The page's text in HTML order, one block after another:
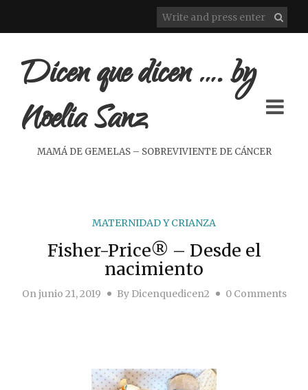
Dicen que dicen …. by
Noelia Sanz
MAMÁ DE GEMELAS – SOBREVIVIENTE DE CÁNCER
MATERNIDAD Y CRIANZA
Fisher-Price® – Desde el
nacimiento
Onjunio 21, 2019 By Dicenquedicen2 0 Comments